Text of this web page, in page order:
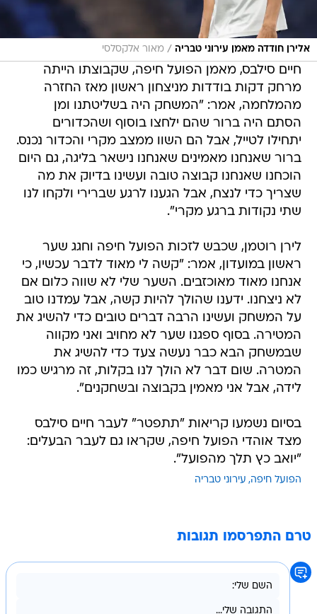
אלירן חודדה מאמן עירוני טבריה / מאור אלקסלסי
חיים סילבס, מאמן הפועל חיפה, שקבוצתו הייתה
מרחק דקות בודדות מניצחון ראשון מאז החזרה
מהמלחמה, אמר: "המשחק היה בשליטתנו ומן
הסתם היה ברור שהם ילחצו בוסוף ושהכדורים
יתחילו לטייל, אבל הם השוו ממצב מקרי והכדור נכנס.
ברור שאנחנו מאמינים שאנחנו נישאר בליגה, גם היום
הוכחנו שאנחנו קבוצה טובה ועשינו בדיוק את מה
שצריך כדי לנצח, אבל הגענו לרגע שברירי ולקחו לנו
שתי נקודות ברגע מקרי".
לירן רוטמן, שכבש לזכות הפועל חיפה וחגג שער
ראשון במועדון, אמר: "קשה לי מאוד לדבר עכשיו, כי
אנחנו מאוד מאוכזבים. השער שלי לא שווה כלום אם
לא ניצחנו. ידענו שהולך להיות קשה, אבל עמדנו טוב
על המשחק ועשינו הרבה דברים טובים כדי להשיג את
המטירה. בסוף ספגנו שער לא מחויב ואני מקווה
שבמשחק הבא כבר נעשה צעד כדי להשיג את
המטרה. שום דבר לא הולך לנו בקלות, זה מרגיש כמו
לידה, אבל אני מאמין בקבוצה ובשחקנים".
בסיום נשמעו קריאות "תתפטר" לעבר חיים סילבס
מצד אוהדי הפועל חיפה, שקראו גם לעבר הבעלים:
"יואב כץ תלך מהפועל".
הפועל חיפה עירוני טבריה
טרם התפרסמו תגובות